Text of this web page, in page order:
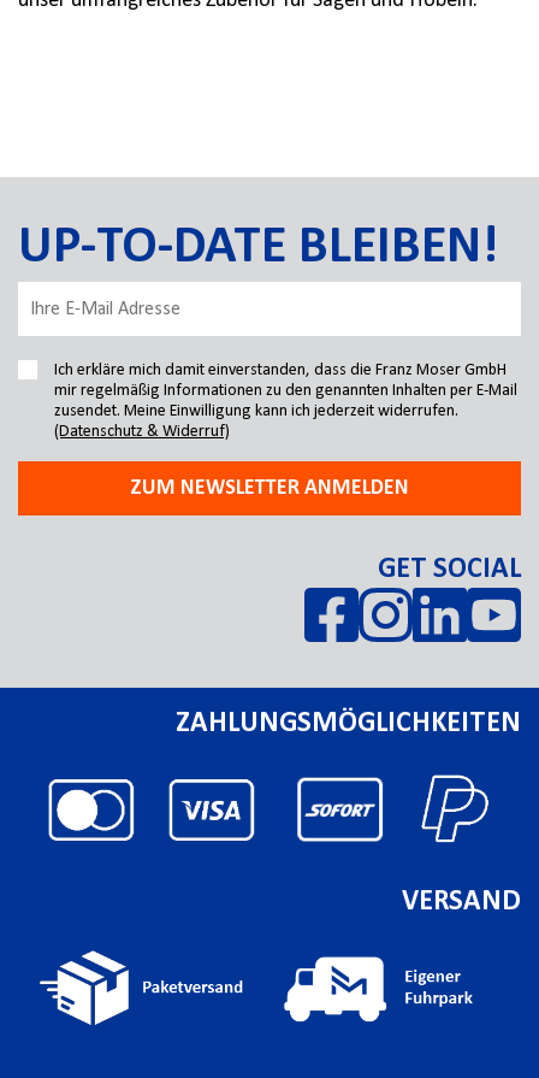
UP-TO-DATE BLEIBEN!
Ich erkläre mich damit einverstanden, dass die Franz Moser GmbH
mir regelmäßig Informationen zu den genannten Inhalten per E-Mail
zusendet. Meine Einwilligung kann ich jederzeit widerrufen.
(Datenschutz & Widerruf)
ZUM NEWSLETTER ANMELDEN
GET SOCIAL
ZAHLUNGSMÖGLICHKEITEN
VERSAND